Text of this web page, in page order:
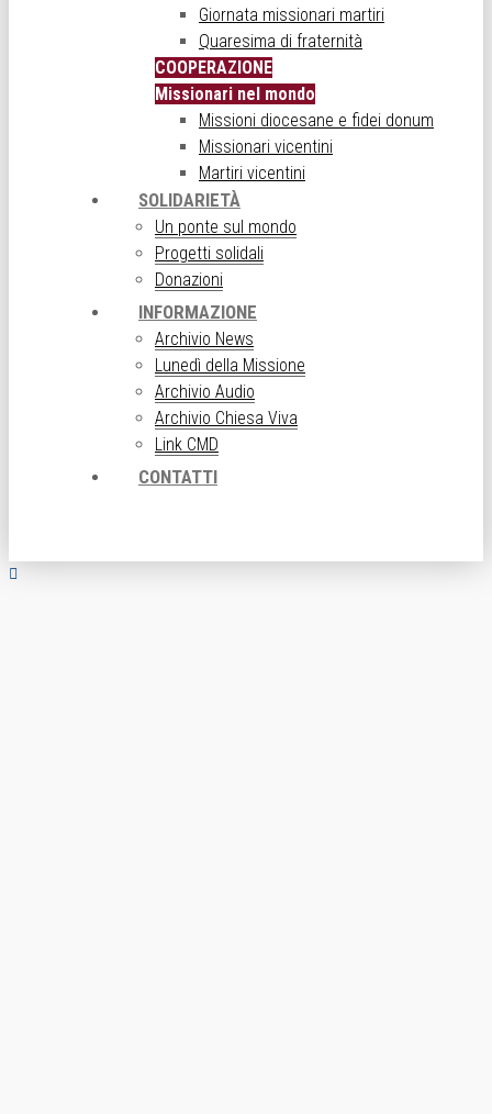
Giornata missionari martiri
Quaresima di fraternità
COOPERAZIONE
Missionari nel mondo
Missioni diocesane e fidei donum
Missionari vicentini
Martiri vicentini
SOLIDARIETÀ
Un ponte sul mondo
Progetti solidali
Donazioni
INFORMAZIONE
Archivio News
Lunedì della Missione
Archivio Audio
Archivio Chiesa Viva
Link CMD
CONTATTI